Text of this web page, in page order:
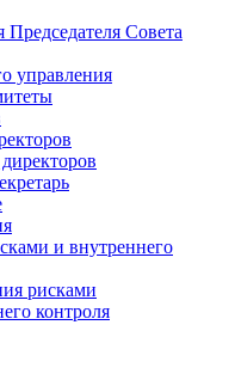
Совета
управления
и внутреннего
рисками
контроля